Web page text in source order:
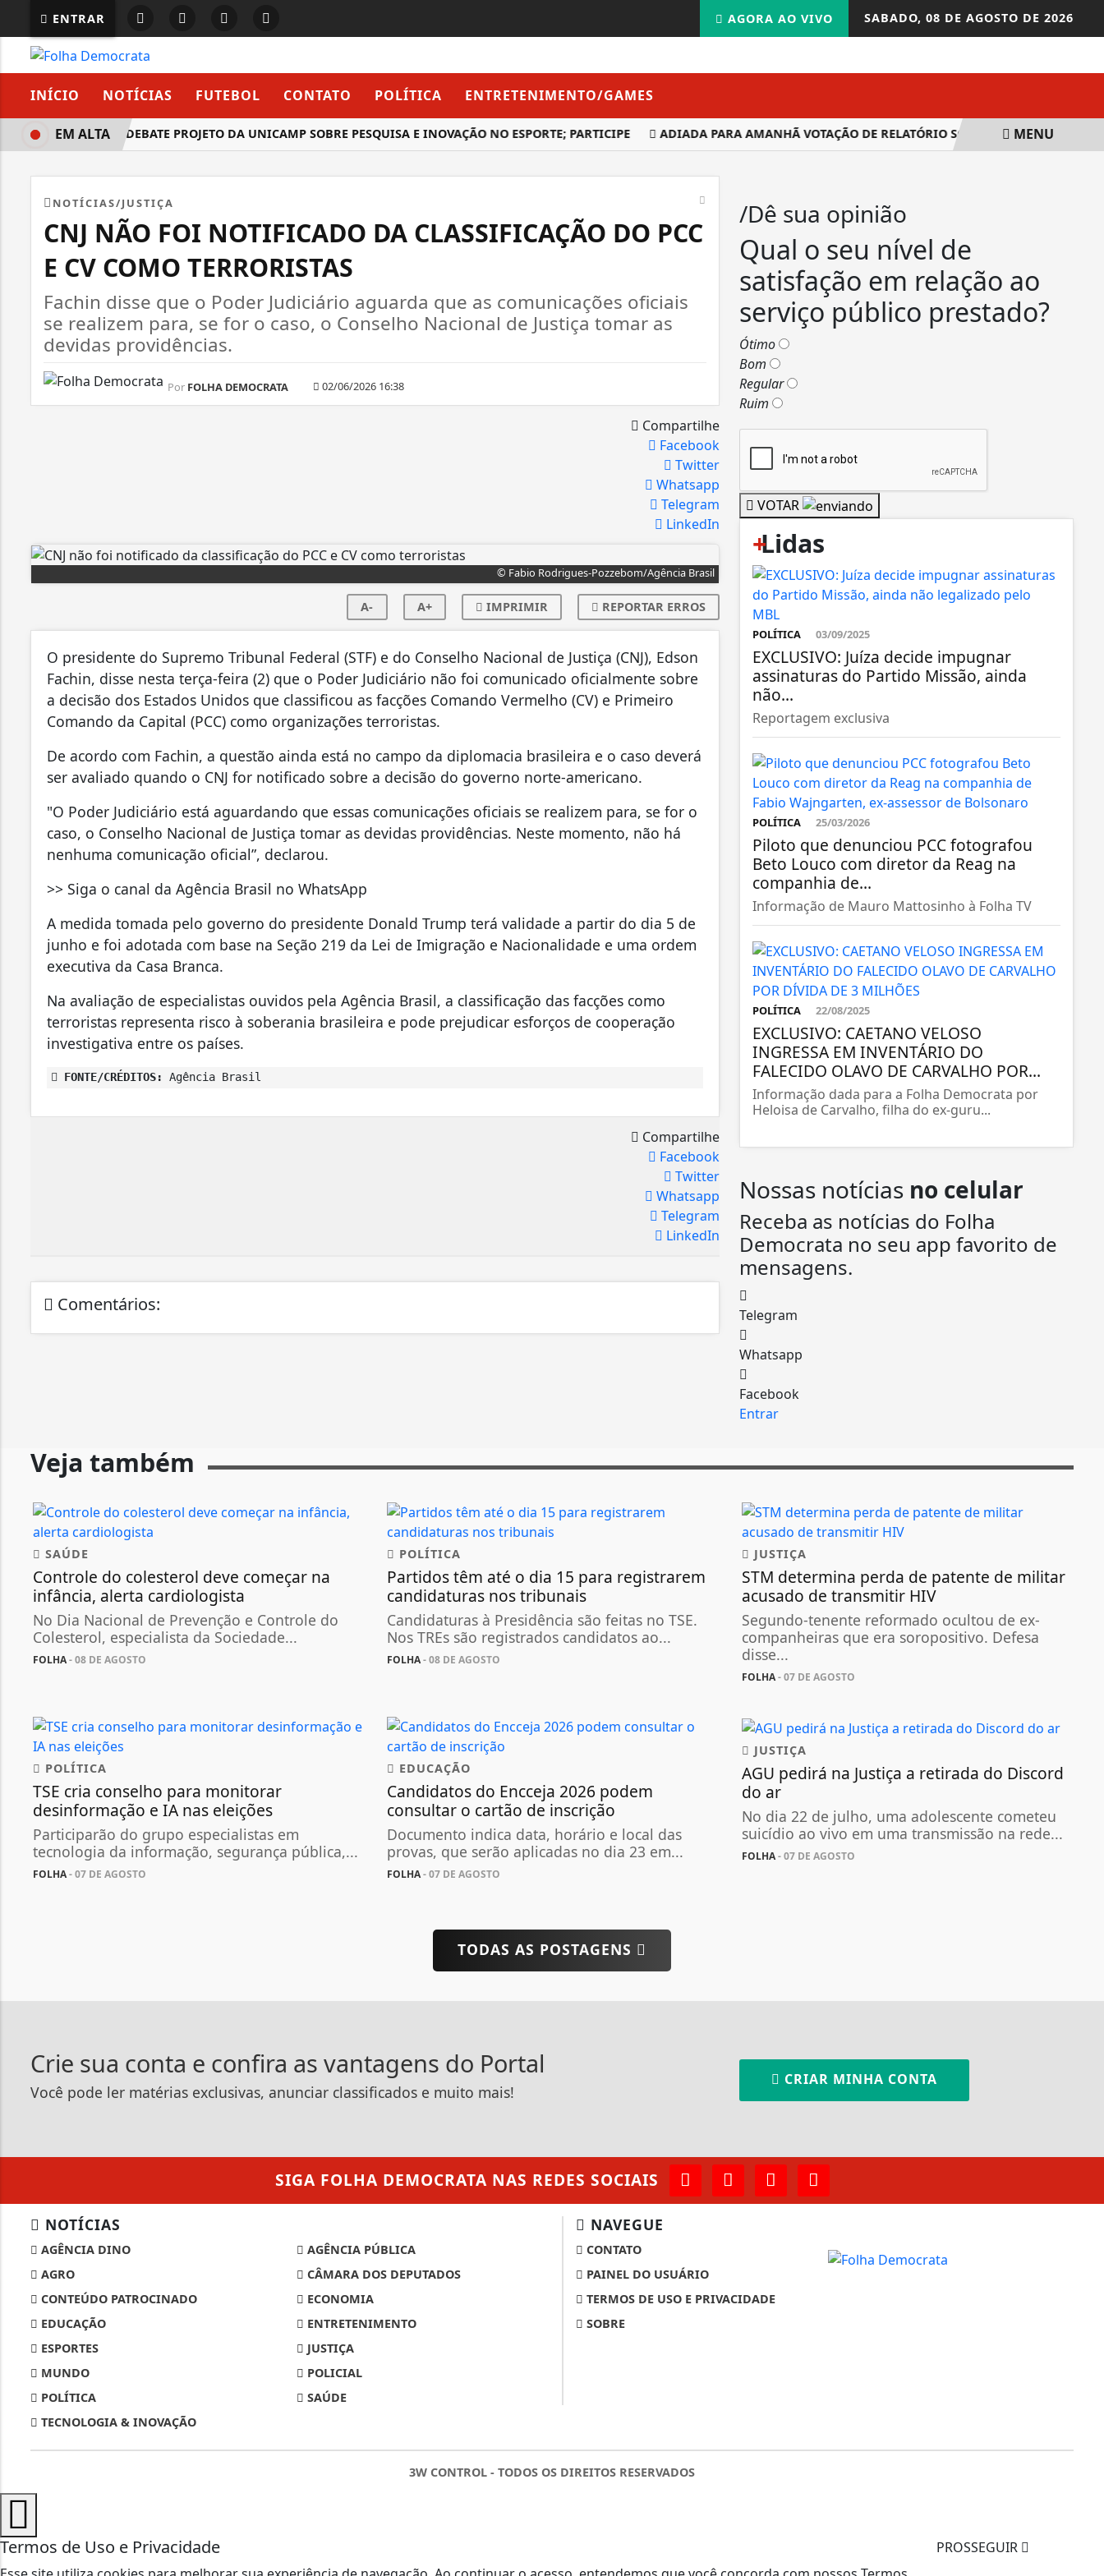
ENTRAR SABADO, 08 DE AGOSTO DE 2026
AGORA AO VIVO
INÍCIO NOTÍCIAS FUTEBOL CONTATO POLÍTICA ENTRETENIMENTO/GAMES
COMISSÃO DEBATE PROJETO DA UNICAMP SOBRE PESQUISA E INOVAÇÃO NO ESPORTE; PARTICIPE ADIADA PARA AMANHÃ VOTAÇÃO DE RELATÓRIO SOBRE REPASSE DE
EM ALTA MENU
NOTÍCIAS/JUSTIÇA
CNJ NÃO FOI NOTIFICADO DA CLASSIFICAÇÃO DO PCC
E CV COMO TERRORISTAS
Fachin disse que o Poder Judiciário aguarda que as comunicações oficiais
se realizem para, se for o caso, o Conselho Nacional de Justiça tomar as
devidas providências.
Por FOLHA DEMOCRATA 02/06/2026 16:38
Compartilhe
Facebook
Twitter
Whatsapp
Telegram
LinkedIn
© Fabio Rodrigues-Pozzebom/Agência Brasil
A- A+ IMPRIMIR REPORTAR ERROS
O presidente do Supremo Tribunal Federal (STF) e do Conselho Nacional de Justiça (CNJ), Edson
Fachin, disse nesta terça-feira (2) que o Poder Judiciário não foi comunicado oficialmente sobre
a decisão dos Estados Unidos que classificou as facções Comando Vermelho (CV) e Primeiro
Comando da Capital (PCC) como organizações terroristas.
De acordo com Fachin, a questão ainda está no campo da diplomacia brasileira e o caso deverá
ser avaliado quando o CNJ for notificado sobre a decisão do governo norte-americano.
"O Poder Judiciário está aguardando que essas comunicações oficiais se realizem para, se for o
caso, o Conselho Nacional de Justiça tomar as devidas providências. Neste momento, não há
nenhuma comunicação oficial”, declarou.
>> Siga o canal da Agência Brasil no WhatsApp
A medida tomada pelo governo do presidente Donald Trump terá validade a partir do dia 5 de
junho e foi adotada com base na Seção 219 da Lei de Imigração e Nacionalidade e uma ordem
executiva da Casa Branca.
Na avaliação de especialistas ouvidos pela Agência Brasil, a classificação das facções como
terroristas representa risco à soberania brasileira e pode prejudicar esforços de cooperação
investigativa entre os países.
FONTE/CRÉDITOS: Agência Brasil
Compartilhe
Facebook
Twitter
Whatsapp
Telegram
LinkedIn
Comentários:
/Dê sua opinião
Qual o seu nível de
satisfação em relação ao
serviço público prestado?
Ótimo
Bom
Regular
Ruim
VOTAR
+
Lidas
POLÍTICA 03/09/2025
EXCLUSIVO: Juíza decide impugnar
assinaturas do Partido Missão, ainda
não...
Reportagem exclusiva
POLÍTICA 25/03/2026
Piloto que denunciou PCC fotografou
Beto Louco com diretor da Reag na
companhia de...
Informação de Mauro Mattosinho à Folha TV
POLÍTICA 22/08/2025
EXCLUSIVO: CAETANO VELOSO
INGRESSA EM INVENTÁRIO DO
FALECIDO OLAVO DE CARVALHO POR...
Informação dada para a Folha Democrata por
Heloisa de Carvalho, filha do ex-guru...
Nossas notícias no celular
Receba as notícias do Folha
Democrata no seu app favorito de
mensagens.
Telegram
Whatsapp
Facebook
Entrar
Veja também
SAÚDE
Controle do colesterol deve começar na
infância, alerta cardiologista
No Dia Nacional de Prevenção e Controle do
Colesterol, especialista da Sociedade...
FOLHA- 08 DE AGOSTO
POLÍTICA
Partidos têm até o dia 15 para registrarem
candidaturas nos tribunais
Candidaturas à Presidência são feitas no TSE.
Nos TREs são registrados candidatos ao...
FOLHA- 08 DE AGOSTO
JUSTIÇA
STM determina perda de patente de militar
acusado de transmitir HIV
Segundo-tenente reformado ocultou de ex-
companheiras que era soropositivo. Defesa
disse...
FOLHA- 07 DE AGOSTO
POLÍTICA
TSE cria conselho para monitorar
desinformação e IA nas eleições
Participarão do grupo especialistas em
tecnologia da informação, segurança pública,...
FOLHA- 07 DE AGOSTO
EDUCAÇÃO
Candidatos do Encceja 2026 podem
consultar o cartão de inscrição
Documento indica data, horário e local das
provas, que serão aplicadas no dia 23 em...
FOLHA- 07 DE AGOSTO
JUSTIÇA
AGU pedirá na Justiça a retirada do Discord
do ar
No dia 22 de julho, uma adolescente cometeu
suicídio ao vivo em uma transmissão na rede...
FOLHA- 07 DE AGOSTO
TODAS AS POSTAGENS
Crie sua conta e confira as vantagens do Portal
Você pode ler matérias exclusivas, anunciar classificados e muito mais!
CRIAR MINHA CONTA
SIGA FOLHA DEMOCRATA NAS REDES SOCIAIS
NOTÍCIAS
AGÊNCIA DINO
AGÊNCIA PÚBLICA
AGRO
CÂMARA DOS DEPUTADOS
CONTEÚDO PATROCINADO
ECONOMIA
EDUCAÇÃO
ENTRETENIMENTO
ESPORTES
JUSTIÇA
MUNDO
POLICIAL
POLÍTICA
SAÚDE
TECNOLOGIA & INOVAÇÃO
NAVEGUE
CONTATO
PAINEL DO USUÁRIO
TERMOS DE USO E PRIVACIDADE
SOBRE
3W CONTROL - TODOS OS DIREITOS RESERVADOS
Termos de Uso e Privacidade PROSSEGUIR